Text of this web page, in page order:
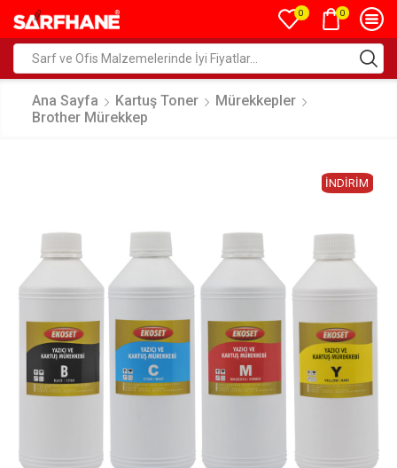
0 0
Ana Sayfa Kartuş Toner
Mürekkepler
Brother Mürekkep
İNDIRIM